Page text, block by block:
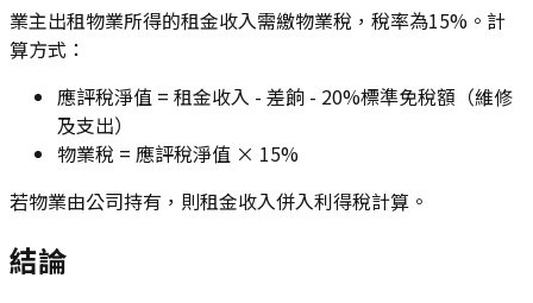
業主出租物業所得的租金收入需繳物業稅，稅率為15%。計
算方式：
應評稅淨值 = 租金收入 - 差餉 - 20%標準免稅額（維修
及支出）
物業稅 = 應評稅淨值 × 15%
若物業由公司持有，則租金收入併入利得稅計算。
結論